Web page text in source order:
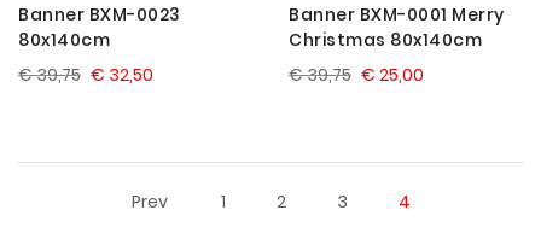
Banner BXM-0023
80x140cm
€ 32,50
€ 39,75
Banner BXM-0001 Merry
Christmas 80x140cm
€ 25,00
€ 39,75
Prev 1 2 3 4